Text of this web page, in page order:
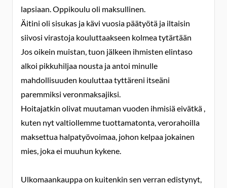
lapsiaan. Oppikoulu oli maksullinen.
Äitini oli sisukas ja kävi vuosia päätyötä ja iltaisin
siivosi virastoja kouluttaakseen kolmea tytärtään
Jos oikein muistan, tuon jälkeen ihmisten elintaso
alkoi pikkuhiljaa nousta ja antoi minulle
mahdollisuuden kouluttaa tyttäreni itseäni
paremmiksi veronmaksajiksi.
Hoitajatkin olivat muutaman vuoden ihmisiä eivätkä ,
kuten nyt valtiollemme tuottamatonta, verorahoilla
maksettua halpatyövoimaa, johon kelpaa jokainen
mies, joka ei muuhun kykene.
Ulkomaankauppa on kuitenkin sen verran edistynyt,